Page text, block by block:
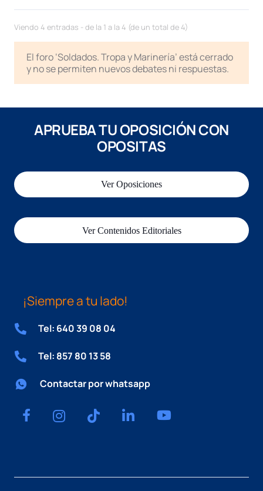
Viendo 4 entradas - de la 1 a la 4 (de un total de 4)
El foro ‘Soldados. Tropa y Marinería’ está cerrado
y no se permiten nuevos debates ni respuestas.
APRUEBA TU OPOSICIÓN CON
OPOSITAS
Ver Oposiciones
Ver Contenidos Editoriales
¡Siempre a tu lado!
Tel: 640 39 08 04
Tel: 857 80 13 58
Contactar por whatsapp